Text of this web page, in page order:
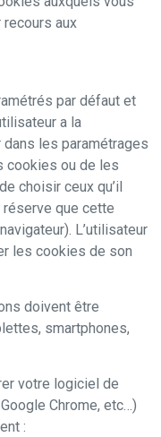
aux
par défaut et
a la
les paramétrages
cookies ou de les
choisir ceux qu’il
que cette
L’utilisateur
les cookies de son
doivent être
smartphones,
votre logiciel de
Chrome, etc…)
: